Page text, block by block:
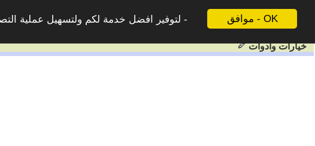
موافق - OK
لتوفير افضل خدمة لكم ولتسهيل عملية
خيارات وادوات